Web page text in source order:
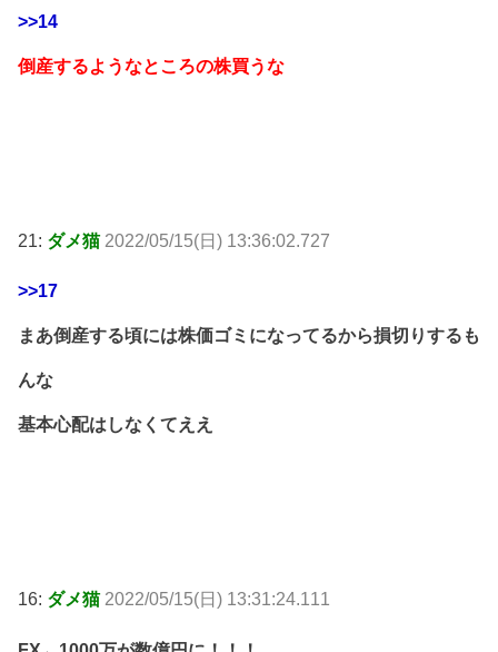
>>14
倒産するようなところの株買うな
21: ダメ猫 2022/05/15(日) 13:36:02.727
>>17
まあ倒産する頃には株価ゴミになってるから損切りするも
んな
基本心配はしなくてええ
16: ダメ猫 2022/05/15(日) 13:31:24.111